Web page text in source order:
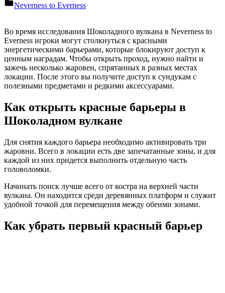
Neverness to Everness
Во время исследования Шоколадного вулкана в Neverness to
Everness игроки могут столкнуться с красными
энергетическими барьерами, которые блокируют доступ к
ценным наградам. Чтобы открыть проход, нужно найти и
зажечь несколько жаровен, спрятанных в разных местах
локации. После этого вы получите доступ к сундукам с
полезными предметами и редкими аксессуарами.
Как открыть красные барьеры в
Шоколадном вулкане
Для снятия каждого барьера необходимо активировать три
жаровни. Всего в локации есть две запечатанные зоны, и для
каждой из них придется выполнить отдельную часть
головоломки.
Начинать поиск лучше всего от костра на верхней части
вулкана. Он находится среди деревянных платформ и служит
удобной точкой для перемещения между обеими зонами.
Как убрать первый красный барьер